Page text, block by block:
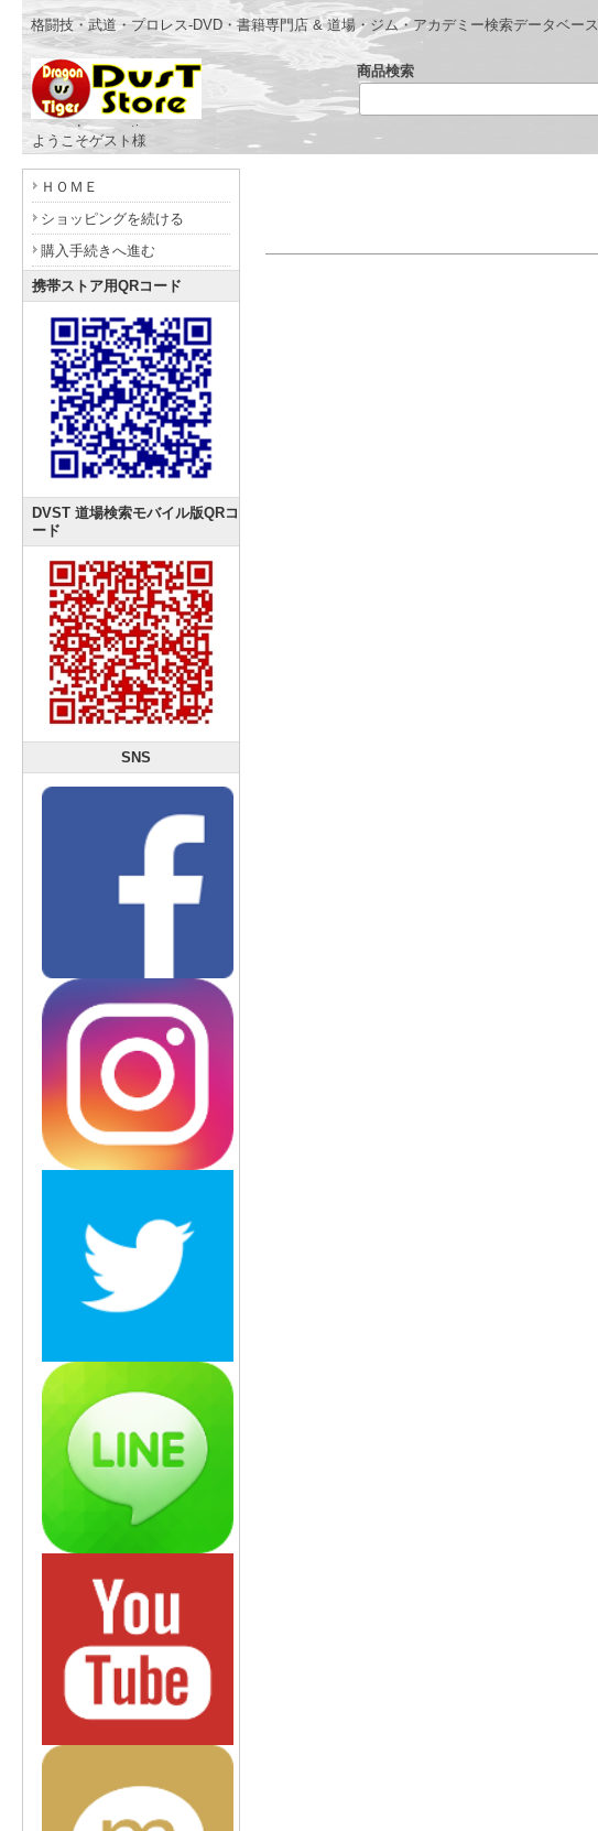
格闘技・武道・プロレス-DVD・書籍専門店 & 道場・ジム・アカデミー検索データベース
- www.dragonvstiger.com -
商品検索
ようこそゲスト様
ＨＯＭＥ
ショッピングを続ける
購入手続きへ進む
携帯ストア用QRコード
DVST 道場検索モバイル版QRコ
ード
SNS